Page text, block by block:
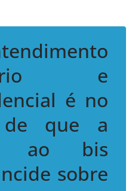
e
é no
de que a
ao bis
sobre